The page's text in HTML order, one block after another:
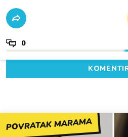
0
POVRATAK MARAMA